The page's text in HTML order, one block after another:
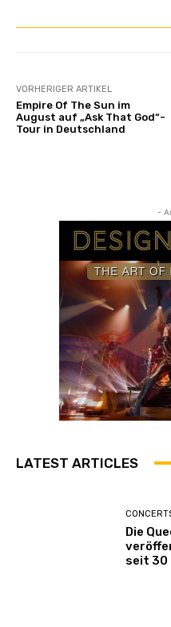
VORHERIGER ARTIKEL
Empire Of The Sun im
August auf „Ask That God“-
Tour in Deutschland
-
LATEST ARTICLES
Die
seit 30